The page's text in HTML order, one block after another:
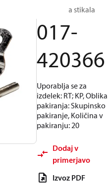
Dodatki za stikala
017-
420366
Uporablja se za
izdelek: RT; KP, Oblika
pakiranja: Skupinsko
pakiranje, Količina v
pakiranju: 20
Dodaj v
primerjavo
Izvoz PDF